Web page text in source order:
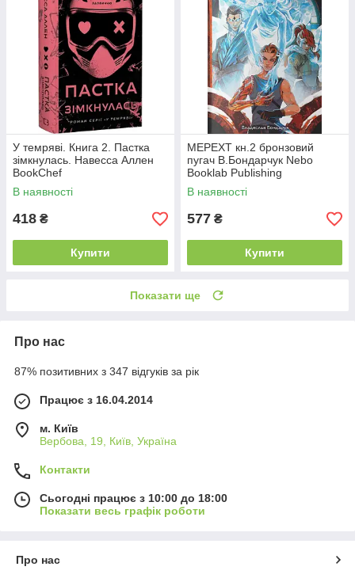
У темряві. Книга 2. Пастка
зімкнулась. Навесса Аллен
BookChef
В наявності
418 ₴
Купити
МЕРЕХТ кн.2 бронзовий
пугач В.Бондарчук Nebo
Booklab Publishing
В наявності
577 ₴
Купити
Показати ще
Про нас
87% позитивних з 347 відгуків за рік
Працює з 16.04.2014
м. Київ
Вербова, 19, Київ, Україна
Контакти
Сьогодні працює з 10:00 до 18:00
Показати весь графік роботи
Про нас